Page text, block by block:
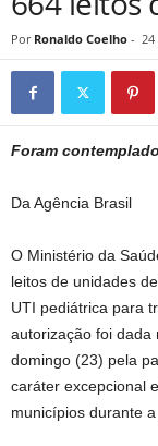
Por Ronaldo Coelho - 24
Foram
Da Agência Brasil
O Ministério da
leitos de unidades
UTI pediátrica para
autorização foi dada
domingo (23) pela
caráter excepcional
municípios durante a